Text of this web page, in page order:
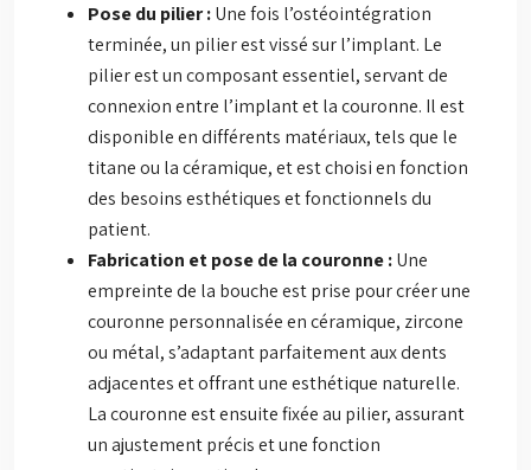
Pose du pilier :Une fois l’ostéointégration
terminée, un pilier est vissé sur l’implant. Le
pilier est un composant essentiel, servant de
connexion entre l’implant et la couronne. Il est
disponible en différents matériaux, tels que le
titane ou la céramique, et est choisi en fonction
des besoins esthétiques et fonctionnels du
patient.
Fabrication et pose de la couronne :Une
empreinte de la bouche est prise pour créer une
couronne personnalisée en céramique, zircone
ou métal, s’adaptant parfaitement aux dents
adjacentes et offrant une esthétique naturelle.
La couronne est ensuite fixée au pilier, assurant
un ajustement précis et une fonction